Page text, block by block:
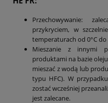
Przechowywanie:
przykryciem, w
temperaturach od 0°C do
Mieszanie z innymi
produktami na bazie
mieszać z wodą lub
typu HFC). W
zostać wcześniej
jest zalecane.